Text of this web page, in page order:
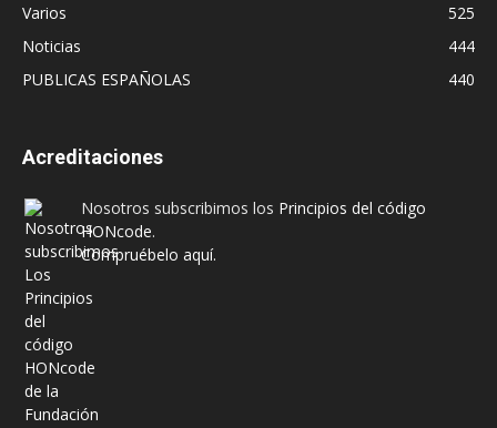
Varios
525
Noticias
444
PUBLICAS ESPAÑOLAS
440
Acreditaciones
Nosotros subscribimos los Principios del código
HONcode.
Compruébelo aquí.